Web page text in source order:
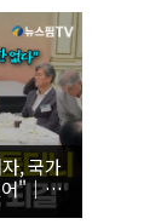
, 국가
"｜